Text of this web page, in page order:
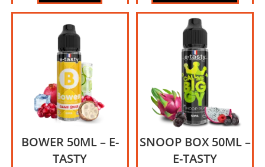
BOWER 50ML – E-
TASTY
SNOOP BOX 50ML –
E-TASTY